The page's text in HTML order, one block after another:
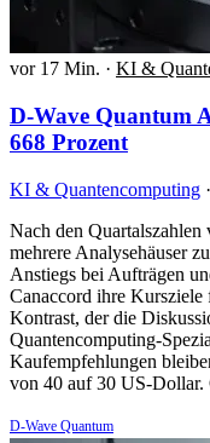
vor 17 Min. · KI &
D-Wave Quantum
668 Prozent
KI & Quantencomputing ·
Nach den Quartalszahlen
mehrere Analysehäuser
Anstiegs bei Aufträgen
Canaccord ihre
Kontrast, der die
Quantencomputing-
Kaufempfehlungen
von 40 auf 30 US-
D-Wave Quantum